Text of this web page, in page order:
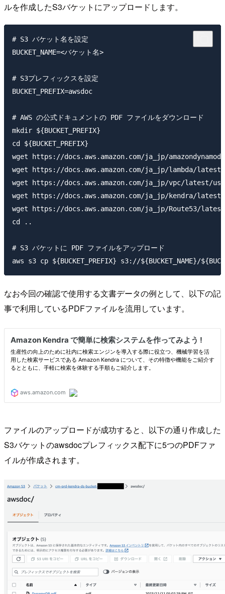
ルを作成したS3バケットにアップロードします。
# S3 バケット名を設定
BUCKET_NAME=<バケット名>
# S3プレフィックスを設定
BUCKET_PREFIX=awsdoc
# AWS の公式ドキュメントの PDF ファイルをダウンロード
mkdir ${BUCKET_PREFIX}
cd ${BUCKET_PREFIX}
wget https://docs.aws.amazon.com/ja_jp/
wget https://docs.aws.amazon.com/ja_jp/lambda/latest/
wget https://docs.aws.amazon.com/ja_jp/vpc/latest/
wget https://docs.aws.amazon.com/ja_jp/kendra/
wget https://docs.aws.amazon.com/ja_jp/Route53/
cd ..
# S3 バケットに PDF ファイルをアップロード
なお今回の確認で使用する文書データの例として、以下の記
事で利用しているPDFファイルを流用しています。
ファイルのアップロードが成功すると、以下の通り作成した
S3バケットのawsdocプレフィックス配下に5つのPDFファ
イルが作成されます。